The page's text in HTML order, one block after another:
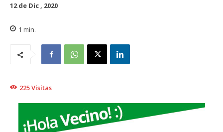
12 de Dic , 2020
1 min.
225Visitas